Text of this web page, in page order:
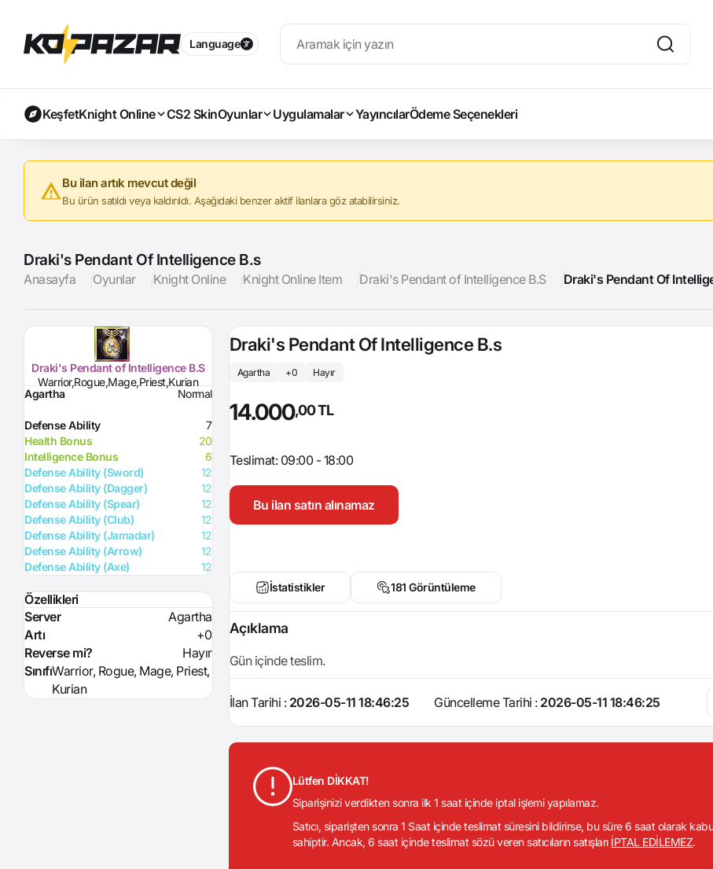
Language
KeşfetKnight Online CS2 SkinOyunlar Uygulamalar YayıncılarÖdeme Seçenekleri
Bu ilan artık mevcut değil
Bu ürün satıldı veya kaldırıldı. Aşağıdaki benzer aktif ilanlara göz atabilirsiniz.
Draki's Pendant Of Intelligence B.s
Anasayfa Oyunlar Knight Online Knight Online Item Draki's Pendant of Intelligence B.S Draki's Pendant Of
Draki's Pendant of Intelligence B.S
Warrior,Rogue,Mage,Priest,Kurian
Agartha
Normal
Defense Ability
7
Health Bonus
20
Intelligence Bonus
6
Defense Ability (Sword)
12
Defense Ability (Dagger)
12
Defense Ability (Spear)
12
Defense Ability (Club)
12
Defense Ability (Jamadar)
12
Defense Ability (Arrow)
12
Defense Ability (Axe)
12
Özellikleri
Server
Agartha
Artı
+0
Reverse mi?
Hayır
SınıfıWarrior, Rogue, Mage, Priest,
Kurian
Draki's Pendant Of Intelligence B.s
Agartha +0 Hayır
14.000,00 TL
Teslimat: 09:00 - 18:00
Bu ilan satın alınamaz
İstatistikler 181 Görüntüleme
Açıklama
Gün içinde teslim.
İlan Tarihi : 2026-05-11 18:46:25 Güncelleme Tarihi : 2026-05-11 18:46:25
Lütfen DİKKAT!
Siparişinizi verdikten sonra ilk 1 saat içinde iptal işlemi yapılamaz.
Satıcı, siparişten sonra 1 Saat içinde teslimat süresini bildirirse, bu süre 6 saat olarak
sahiptir. Ancak, 6 saat içinde teslimat sözü veren satıcıların satışları İPTAL EDİLEMEZ.